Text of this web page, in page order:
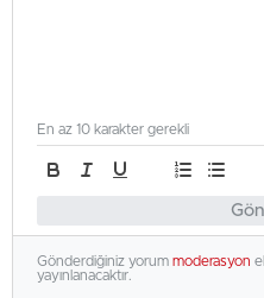
En az 10 karakter gerekli
Gönderdiğiniz yorum moderasyon
yayınlanacaktır.